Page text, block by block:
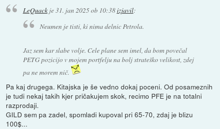
LeQuackje31. jan 2025 ob 10:38izjavil:
Neumen je tisti, ki nima delnic Petrola.
Jaz sem kar slabe volje. Cele plane sem imel, da bom povečal
PETG pozicijo v mojem portfelju na bolj strateško velikost, zdej
pa ne morem nič.
Pa kaj drugega. Kitajska je še vedno dokaj poceni. Od posameznih
je tudi nekaj takih kjer pričakujem skok, recimo PFE je na totalni
razprodaji.
GILD sem pa zadel, spomladi kupoval pri 65-70, zdaj je blizu
100$...